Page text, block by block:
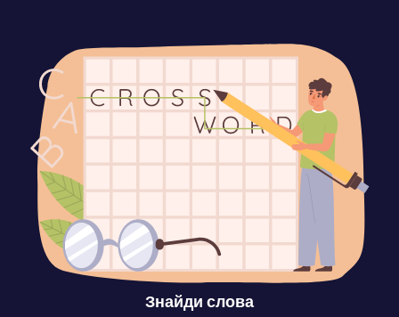
Знайди слова